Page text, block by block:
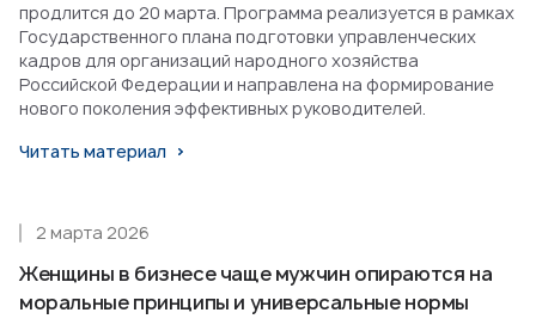
продлится до 20 марта. Программа реализуется в рамках
Государственного плана подготовки управленческих
кадров для организаций народного хозяйства
Российской Федерации и направлена на формирование
нового поколения эффективных руководителей.
Читать материал
Женщины в бизнесе чаще мужчин опираются на
моральные принципы и универсальные нормы
2 марта 2026